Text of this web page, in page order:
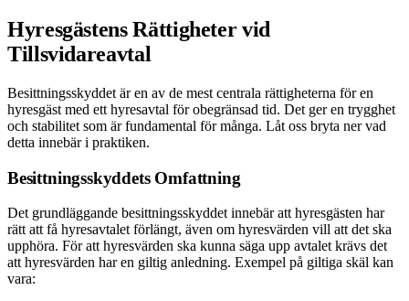
Hyresgästens Rättigheter vid
Tillsvidareavtal
Besittningsskyddet är en av de mest centrala rättigheterna för en
hyresgäst med ett hyresavtal för obegränsad tid. Det ger en trygghet
och stabilitet som är fundamental för många. Låt oss bryta ner vad
detta innebär i praktiken.
Besittningsskyddets Omfattning
Det grundläggande besittningsskyddet innebär att hyresgästen har
rätt att få hyresavtalet förlängt, även om hyresvärden vill att det ska
upphöra. För att hyresvärden ska kunna säga upp avtalet krävs det
att hyresvärden har en giltig anledning. Exempel på giltiga skäl kan
vara: